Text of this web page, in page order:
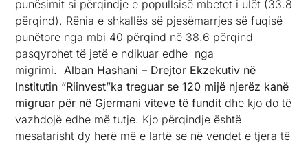
punësimit si përqindje e popullsisë mbetet i ulët (33.8
përqind). Rënia e shkallës së pjesëmarrjes së fuqisë
punëtore nga mbi 40 përqind në 38.6 përqind
pasqyrohet të jetë e ndikuar edhe nga
migrimi. Alban Hashani – Drejtor Ekzekutiv në
Institutin “Riinvest”ka treguar se 120 mijë njerëz kanë
migruar për në Gjermani viteve të fundit dhe kjo do të
vazhdojë edhe më tutje. Kjo përqindje është
mesatarisht dy herë më e lartë se në vendet e tjera të